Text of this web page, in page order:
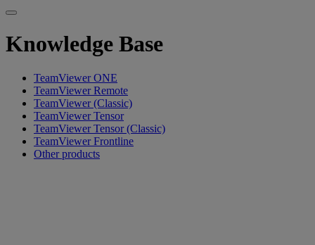
Knowledge Base
TeamViewer ONE
TeamViewer Remote
TeamViewer (Classic)
TeamViewer Tensor
TeamViewer Tensor (Classic)
TeamViewer Frontline
Other products